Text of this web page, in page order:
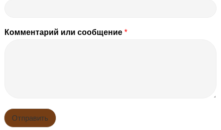
Комментарий или сообщение *
Отправить